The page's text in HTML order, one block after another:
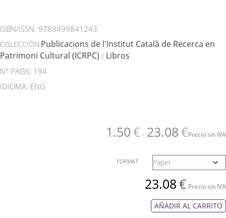
ISBN/ISSN: 9788499841243
COLECCIÓN:Publicacions de l'Institut Català de Recerca en
Patrimoni Cultural (ICRPC) / Libros
N° PAGS: 194
IDIOMA: ENG
1.50 € - 23.08 €Precio sin IVA
FORMAT
23.08€ Precio sin IVA
AÑADIR AL CARRITO